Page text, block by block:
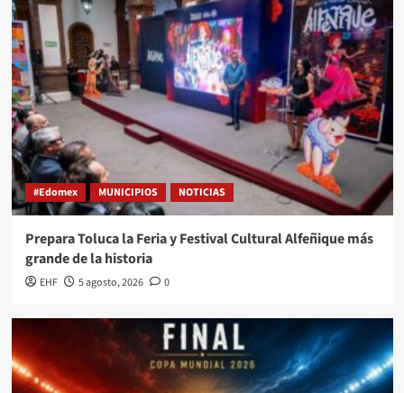
#Edomex MUNICIPIOS NOTICIAS
Prepara Toluca la Feria y Festival Cultural Alfeñique más
grande de la historia
EHF 5 agosto, 2026 0